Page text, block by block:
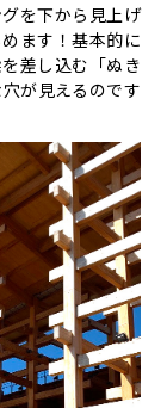
を下から見上げ
ます！基本的に
差し込む「ぬき
が見えるのです